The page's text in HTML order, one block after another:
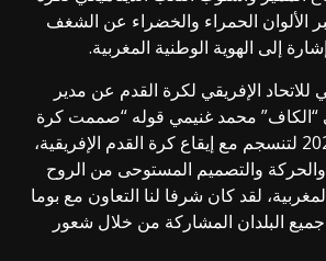
الألوان الحمراء والخضراء عن الشغف
إلى الهوية الوطنية المغربية.
الإفريقي لكرة القدم عن مدير
“الكاف” محمد غنيمي قوله “صممت كرة
كأس أمم إفريقيا 2025 لتنسجم مع إيقاع كرة القدم الإفريقية،
والتصميم المستوحى من الروح
لقد كان شرفا لنا التعاون مع بوما
البلدان المشاركة من خلال شعور